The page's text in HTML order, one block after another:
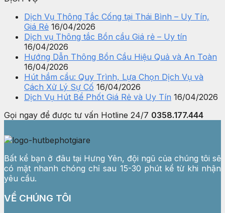
Dịch Vụ Thông Tắc Cống tại Thái Bình – Uy Tín,
Giá Rẻ 16/04/2026
Dịch vụ Thông tắc Bồn cầu Giá rẻ – Uy tín
16/04/2026
Hướng Dẫn Thông Bồn Cầu Hiệu Quả và An Toàn
16/04/2026
Hút hầm cầu: Quy Trình, Lựa Chọn Dịch Vụ và
Cách Xử Lý Sự Cố 16/04/2026
Dịch Vụ Hút Bể Phốt Giá Rẻ và Uy Tín 16/04/2026
Gọi ngay để được tư vấn Hotline 24/7 0358.177.444
Bất kể bạn ở đâu tại Hưng Yên, đội ngũ của chúng tôi sẽ
có mặt nhanh chóng chỉ sau 15-30 phút kể từ khi nhận
yêu cầu.
VỀ CHÚNG TÔI